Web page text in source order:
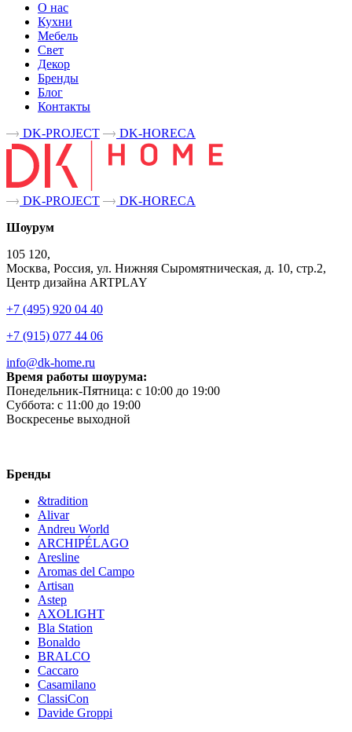
О нас
Кухни
Мебель
Свет
Декор
Бренды
Блог
Контакты
DK-PROJECT
DK-HORECA
DK-PROJECT
DK-HORECA
Шоурум
105 120,
Москва, Россия, ул. Нижняя Сыромятническая, д. 10, стр.2,
Центр дизайна ARTPLAY
+7 (495) 920 04 40
+7 (915) 077 44 06
info@dk-home.ru
Время работы шоурума:
Понедельник-Пятница: c 10:00 до 19:00
Суббота: c 11:00 до 19:00
Воскресенье выходной
Бренды
&tradition
Alivar
Andreu World
ARCHIPÉLAGO
Aresline
Aromas del Campo
Artisan
Astep
AXOLIGHT
Bla Station
Bonaldo
BRALCO
Caccaro
Casamilano
ClassiCon
Davide Groppi